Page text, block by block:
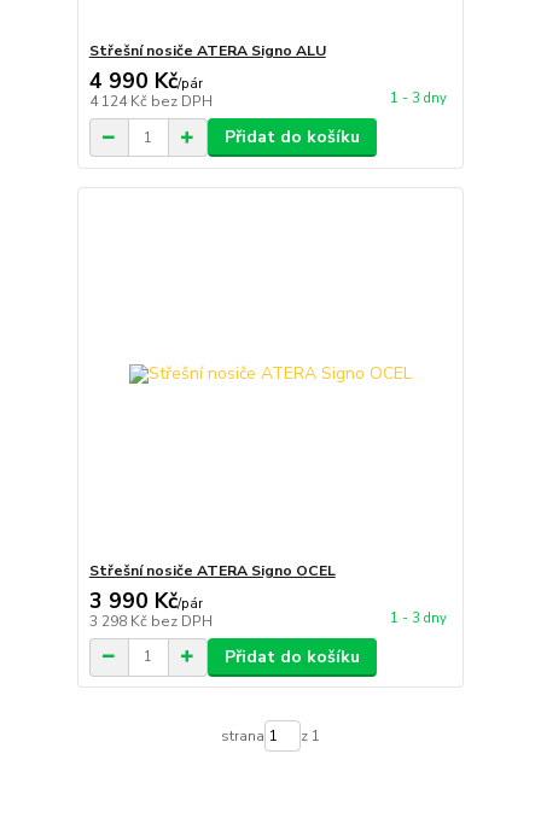
Střešní nosiče ATERA Signo ALU
4 990 Kč/pár
4 124 Kč bez DPH 1 - 3 dny
Přidat do košíku
Střešní nosiče ATERA Signo OCEL
3 990 Kč/pár
3 298 Kč bez DPH 1 - 3 dny
Přidat do košíku
strana z 1